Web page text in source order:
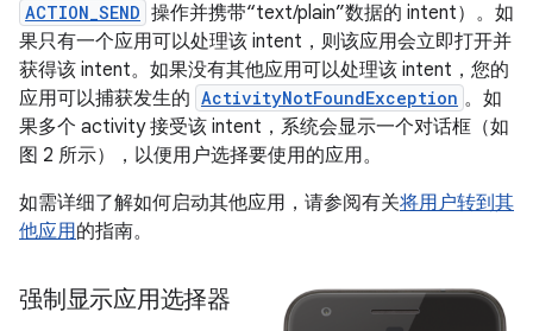
ACTION_SEND 操作并携带“text/plain”数据的 intent）。如
果只有一个应用可以处理该 intent，则该应用会立即打开并
获得该 intent。如果没有其他应用可以处理该 intent，您的
应用可以捕获发生的 ActivityNotFoundException 。如
果多个 activity 接受该 intent，系统会显示一个对话框（如
图 2 所示），以便用户选择要使用的应用。
如需详细了解如何启动其他应用，请参阅有关将用户转到其
他应用的指南。
强制显示应用选择器